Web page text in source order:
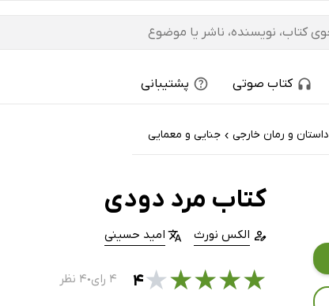
کتاب صوتی پشتیبانی
داستان و رمان خارجی › جنایی و معمایی
کتاب مرد دودی
الکس نورث امید حسینی
★
★
★
★
★۴ ۴ رای ● ۴ نظر